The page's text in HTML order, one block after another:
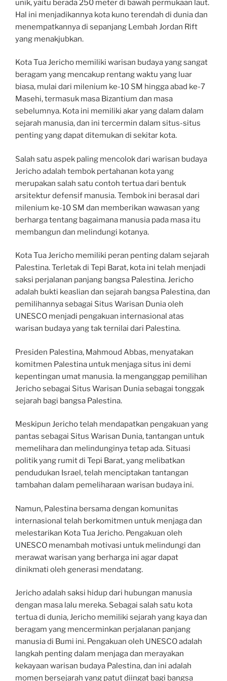
unik, yaitu berada 250 meter di bawah permukaan laut.
Hal ini menjadikannya kota kuno terendah di dunia dan
menempatkannya di sepanjang Lembah Jordan Rift
yang menakjubkan.
Kota Tua Jericho memiliki warisan budaya yang sangat
beragam yang mencakup rentang waktu yang luar
biasa, mulai dari milenium ke-10 SM hingga abad ke-7
Masehi, termasuk masa Bizantium dan masa
sebelumnya. Kota ini memiliki akar yang dalam dalam
sejarah manusia, dan ini tercermin dalam situs-situs
penting yang dapat ditemukan di sekitar kota.
Salah satu aspek paling mencolok dari warisan budaya
Jericho adalah tembok pertahanan kota yang
merupakan salah satu contoh tertua dari bentuk
arsitektur defensif manusia. Tembok ini berasal dari
milenium ke-10 SM dan memberikan wawasan yang
berharga tentang bagaimana manusia pada masa itu
membangun dan melindungi kotanya.
Kota Tua Jericho memiliki peran penting dalam sejarah
Palestina. Terletak di Tepi Barat, kota ini telah menjadi
saksi perjalanan panjang bangsa Palestina. Jericho
adalah bukti keaslian dan sejarah bangsa Palestina, dan
pemilihannya sebagai Situs Warisan Dunia oleh
UNESCO menjadi pengakuan internasional atas
warisan budaya yang tak ternilai dari Palestina.
Presiden Palestina, Mahmoud Abbas, menyatakan
komitmen Palestina untuk menjaga situs ini demi
kepentingan umat manusia. Ia menganggap pemilihan
Jericho sebagai Situs Warisan Dunia sebagai tonggak
sejarah bagi bangsa Palestina.
Meskipun Jericho telah mendapatkan pengakuan yang
pantas sebagai Situs Warisan Dunia, tantangan untuk
memelihara dan melindunginya tetap ada. Situasi
politik yang rumit di Tepi Barat, yang melibatkan
pendudukan Israel, telah menciptakan tantangan
tambahan dalam pemeliharaan warisan budaya ini.
Namun, Palestina bersama dengan komunitas
internasional telah berkomitmen untuk menjaga dan
melestarikan Kota Tua Jericho. Pengakuan oleh
UNESCO menambah motivasi untuk melindungi dan
merawat warisan yang berharga ini agar dapat
dinikmati oleh generasi mendatang.
Jericho adalah saksi hidup dari hubungan manusia
dengan masa lalu mereka. Sebagai salah satu kota
tertua di dunia, Jericho memiliki sejarah yang kaya dan
beragam yang mencerminkan perjalanan panjang
manusia di Bumi ini. Pengakuan oleh UNESCO adalah
langkah penting dalam menjaga dan merayakan
kekayaan warisan budaya Palestina, dan ini adalah
momen bersejarah yang patut diingat bagi bangsa